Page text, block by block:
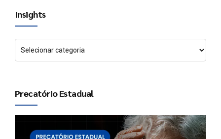
Insights
Precatório Estadual